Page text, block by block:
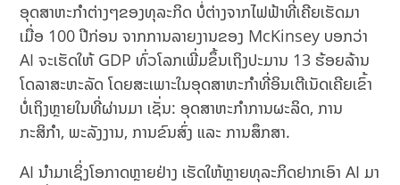
ອຸດສາຫະກຳຕ່າງໆຂອງທຸລະກິດ ບໍ່ຕ່າງຈາກໄຟຟ້າທີ່ເຄີຍເຮັດມາ
ເມື່ອ 100 ປີກ່ອນ ຈາກການລາຍງານຂອງ McKinsey ບອກວ່າ
AI ຈະເຮັດໃຫ້ GDP ທົ່ວໂລກເພີ່ມຂຶ້ນເຖິງປະມານ 13 ຮ້ອຍລ້ານ
ໂດລາສະຫະລັດ ໂດຍສະເພາະໃນອຸດສາຫະກຳທີ່ອິນເຕີເນັດເຄີຍເຂົ້າ
ບໍ່ເຖິງຫຼາຍໃນທີ່ຜ່ານມາ ເຊັ່ນ: ອຸດສາຫະກຳການຜະລິດ, ການ
ກະສິກຳ, ພະລັງງານ, ການຂົນສົ່ງ ແລະ ການສຶກສາ.
AI ນຳມາເຊິ່ງໂອກາດຫຼາຍຢ່າງ ເຮັດໃຫ້ຫຼາຍທຸລະກິດຢາກເອົາ AI ມາ